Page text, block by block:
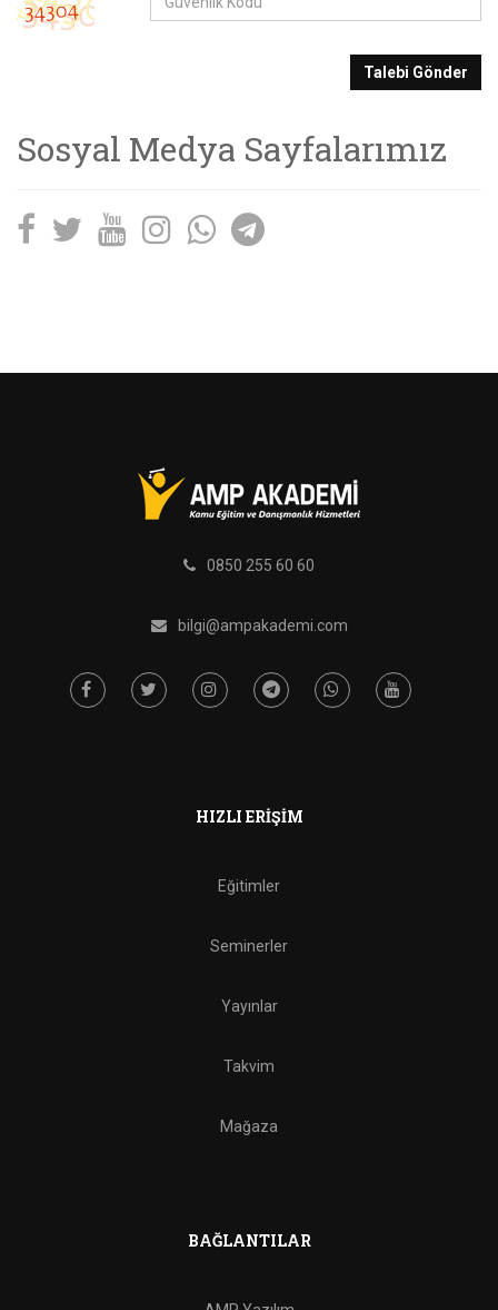
Talebi Gönder
Sosyal Medya Sayfalarımız
0850 255 60 60
bilgi@ampakademi.com
HIZLI ERIŞIM
Eğitimler
Seminerler
Yayınlar
Takvim
Mağaza
BAĞLANTILAR